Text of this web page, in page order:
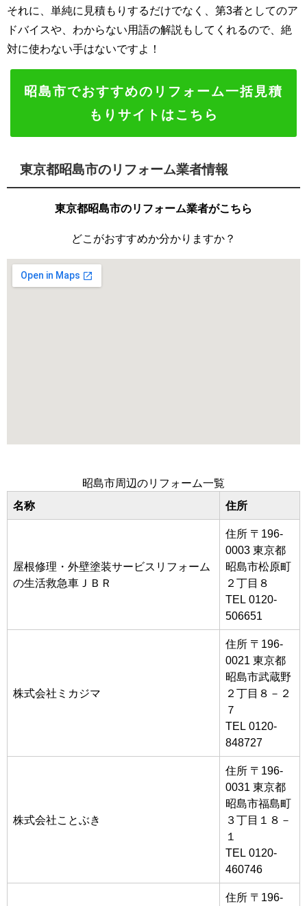
それに、単純に見積もりするだけでなく、第3者としてのア
ドバイスや、わからない用語の解説もしてくれるので、絶
対に使わない手はないですよ！
昭島市でおすすめのリフォーム一括見積
もりサイトはこちら
東京都昭島市のリフォーム業者情報
東京都昭島市のリフォーム業者がこちら
どこがおすすめか分かりますか？
昭島市周辺のリフォーム一覧
名称 住所
屋根修理・外壁塗装サービスリフォーム
の生活救急車ＪＢＲ
住所 〒196-
0003 東京都
昭島市松原町
２丁目８
TEL 0120-
506651
株式会社ミカジマ
住所 〒196-
0021 東京都
昭島市武蔵野
２丁目８－２
７
TEL 0120-
848727
株式会社ことぶき
住所 〒196-
0031 東京都
昭島市福島町
３丁目１８－
１
TEL 0120-
460746
住所 〒196-